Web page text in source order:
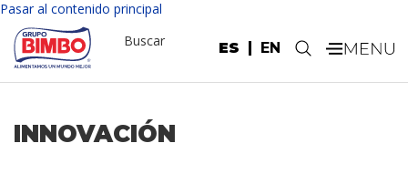
Pasar al contenido principal
ES EN
Buscar .
INNOVACIÓN